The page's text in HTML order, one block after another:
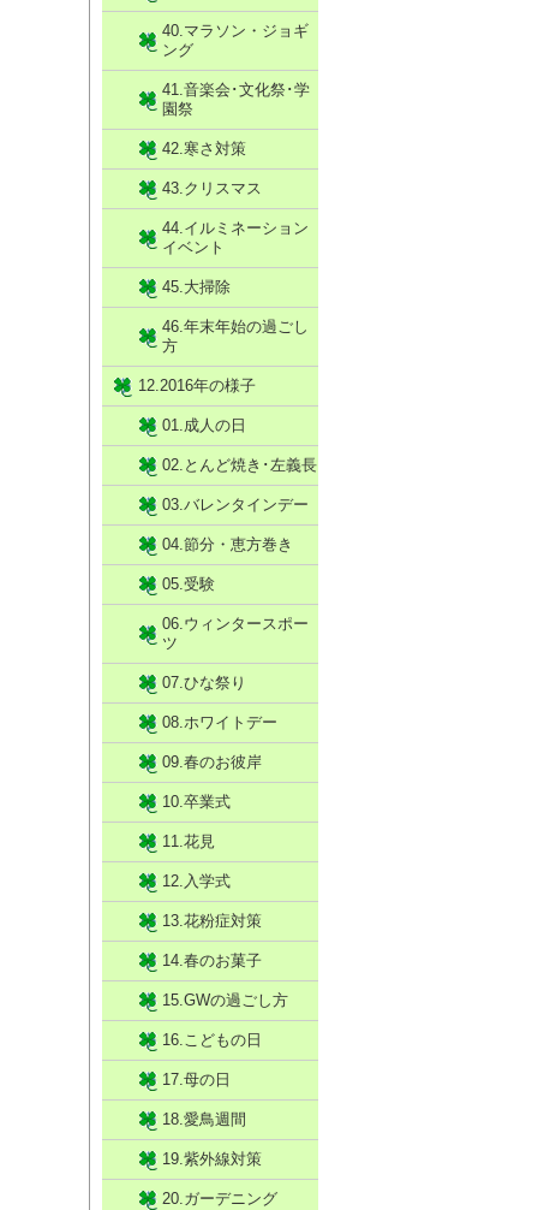
40.マラソン・ジョギ
ング
41.音楽会･文化祭･学
園祭
42.寒さ対策
43.クリスマス
44.イルミネーション
イベント
45.大掃除
46.年末年始の過ごし
方
12.2016年の様子
01.成人の日
02.とんど焼き･左義長
03.バレンタインデー
04.節分・恵方巻き
05.受験
06.ウィンタースポー
ツ
07.ひな祭り
08.ホワイトデー
09.春のお彼岸
10.卒業式
11.花見
12.入学式
13.花粉症対策
14.春のお菓子
15.GWの過ごし方
16.こどもの日
17.母の日
18.愛鳥週間
19.紫外線対策
20.ガーデニング